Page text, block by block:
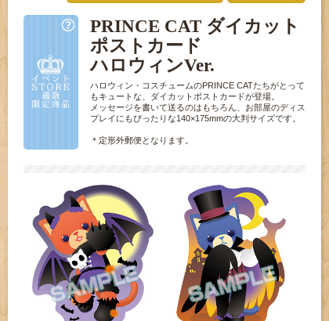
PRINCE CAT ダイカット
ポストカード
ハロウィンVer.
ハロウィン・コスチュームのPRINCE CATたちがとって
もキュートな、ダイカットポストカードが登場。
メッセージを書いて送るのはもちろん、お部屋のディス
プレイにもぴったりな140×175mmの大判サイズです。
＊定形外郵便となります。